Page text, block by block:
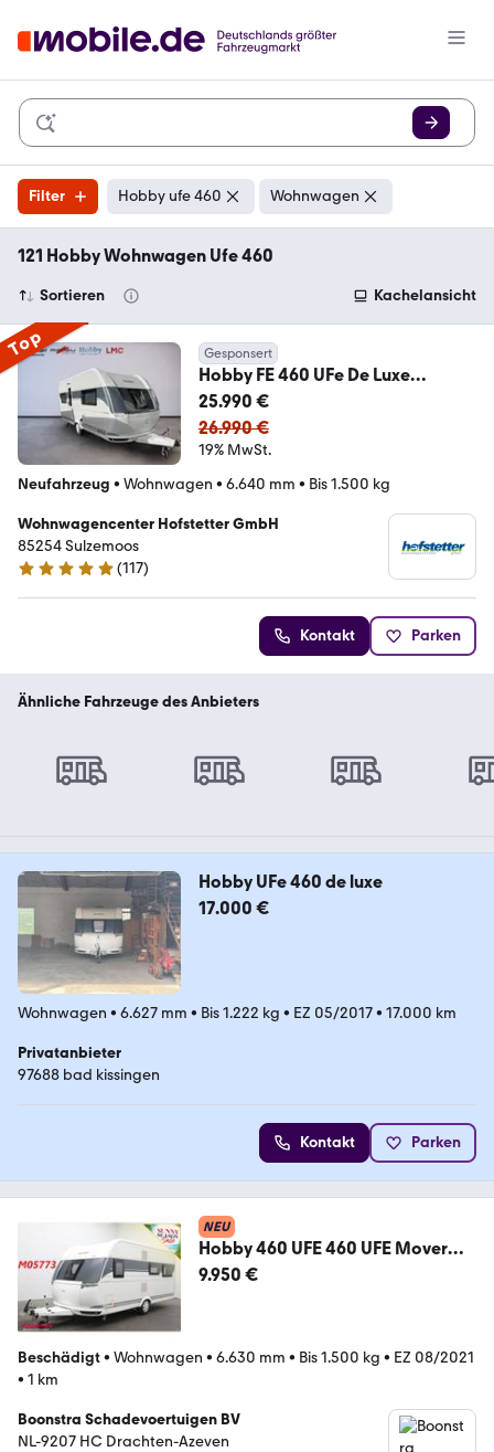
Filter Hobby ufe 460 Wohnwagen
121 Hobby Wohnwagen Ufe 460
Sortieren Kachelansicht
Top Gesponsert
Hobby FE 460 UFe De Luxe
Ersparnis 3.431,00 Euro
25.990 €
26.990 €
19% MwSt.
Neufahrzeug • Wohnwagen • 6.640 mm • Bis 1.500 kg
Wohnwagencenter Hofstetter GmbH
85254 Sulzemoos
5 Sterne
(117)
Kontakt Parken
Ähnliche Fahrzeuge des Anbieters
Hobby UFe 460 de luxe
17.000 €
Wohnwagen • 6.627 mm • Bis 1.222 kg • EZ 05/2017• 17.000 km
Privatanbieter
97688 bad kissingen
Kontakt Parken
NEU
Hobby 460 UFE 460 UFE Mover
Rondzit Frans Bed
9.950 €
Beschädigt• Wohnwagen • 6.630 mm • Bis 1.500 kg • EZ 08/2021
• 1 km
Boonstra Schadevoertuigen BV
NL-9207 HC Drachten-Azeven